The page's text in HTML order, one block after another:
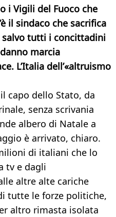
i Vigili del Fuoco che
il sindaco che sacrifica
tutti i concittadini
marcia
L’Italia dell’«altruismo
capo dello Stato, da
senza scrivania
albero di Natale a
è arrivato, chiaro.
di italiani che lo
tv e dagli
altre alte cariche
tutte le forze politiche,
altro rimasta isolata